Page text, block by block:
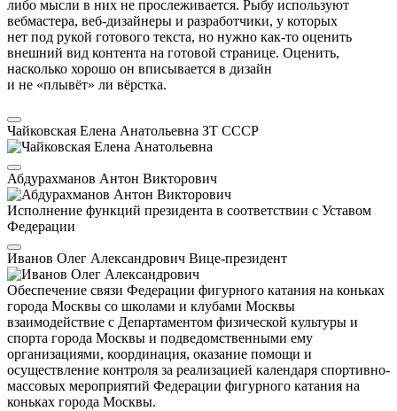
либо мысли в них не прослеживается. Рыбу используют
вебмастера, веб-дизайнеры и разработчики, у которых
нет под рукой готового текста, но нужно как-то оценить
внешний вид контента на готовой странице. Оценить,
насколько хорошо он вписывается в дизайн
и не «плывёт» ли вёрстка.
Чайковская Елена Анатольевна ЗТ СССР
Абдурахманов Антон Викторович
Исполнение функций президента в соответствии с Уставом
Федерации
Иванов Олег Александрович Вице-президент
Обеспечение связи Федерации фигурного катания на коньках
города Москвы со школами и клубами Москвы
взаимодействие с Департаментом физической культуры и
спорта города Москвы и подведомственными ему
организациями, координация, оказание помощи и
осуществление контроля за реализацией календаря спортивно-
массовых мероприятий Федерации фигурного катания на
коньках города Москвы.